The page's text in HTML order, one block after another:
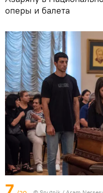
оперы и балета